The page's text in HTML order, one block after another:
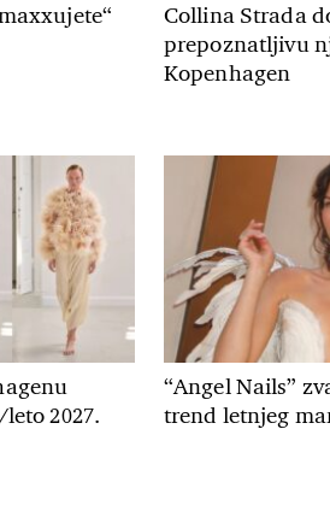
Collina Strada
prepoznatljivu
Kopenhagen
2027.
“Angel Nails”
trend letnjeg